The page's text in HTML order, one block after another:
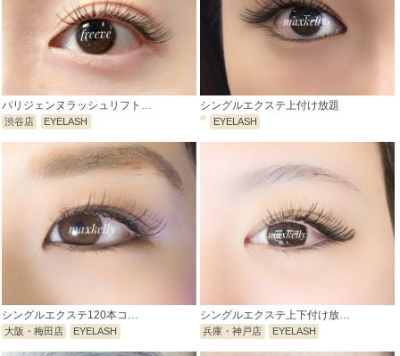
パリジェンヌラッシュリフト…
渋谷店 EYELASH
シングルエクステ上付け放題
EYELASH
シングルエクステ120本コ…
大阪・梅田店 EYELASH
シングルエクステ上下付け放…
兵庫・神戸店 EYELASH